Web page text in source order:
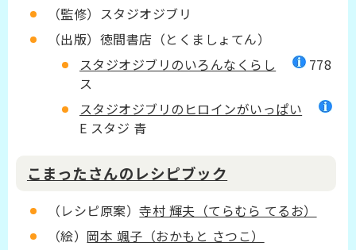
（監修）スタジオジブリ
（出版）徳間書店（とくましょてん）
スタジオジブリのいろんなくらし
778
ス
スタジオジブリのヒロインがいっぱい
E スタジ 青
こまったさんのレシピブック
（レシピ原案）寺村 輝夫（てらむら てるお）
（絵） 岡本 颯子（おかもと さつこ）